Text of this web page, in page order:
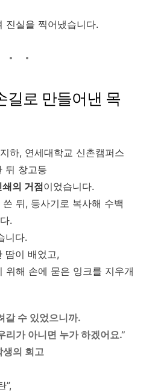
진실을 찍어냈습니다.
길로 만들어낸 목
하, 연세대학교 신촌캠퍼스
뒤 창고등
의 거점이었습니다.
뒤, 등사기로 복사해 수백
.
니다.
땀이 배었고,
위해 손에 묻은 잉크를 지우개
갈 수 있었으니까.
리가 아니면 누가 하겠어요.”
의 회고
”,